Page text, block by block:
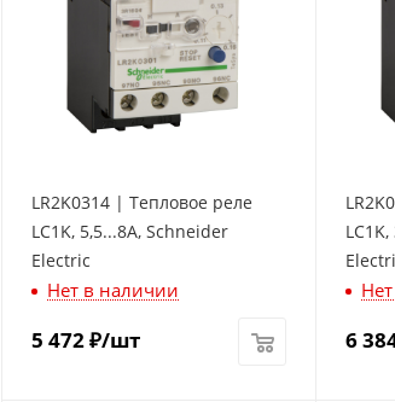
LR2K0314 | Тепловое реле
LC1K, 5,5...8A, Schneider
Electric
Нет в наличии
5 472₽/шт 6